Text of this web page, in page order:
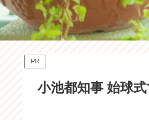
PR
小池都知事 始球